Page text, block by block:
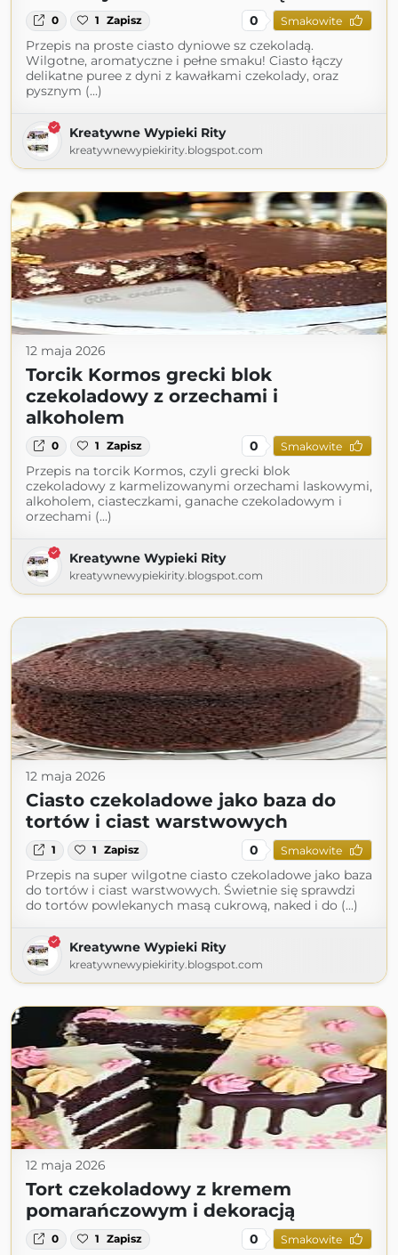
0 1 Zapisz 0 Smakowite
Przepis na proste ciasto dyniowe sz czekoladą.
Wilgotne, aromatyczne i pełne smaku! Ciasto łączy
delikatne puree z dyni z kawałkami czekolady, oraz
pysznym (...)
Kreatywne Wypieki Rity
kreatywnewypiekirity.blogspot.com
12 maja 2026
Torcik Kormos grecki blok
czekoladowy z orzechami i
alkoholem
0 1 Zapisz 0 Smakowite
Przepis na torcik Kormos, czyli grecki blok
czekoladowy z karmelizowanymi orzechami laskowymi,
alkoholem, ciasteczkami, ganache czekoladowym i
orzechami (...)
Kreatywne Wypieki Rity
kreatywnewypiekirity.blogspot.com
12 maja 2026
Ciasto czekoladowe jako baza do
tortów i ciast warstwowych
1 1 Zapisz 0 Smakowite
Przepis na super wilgotne ciasto czekoladowe jako baza
do tortów i ciast warstwowych. Świetnie się sprawdzi
do tortów powlekanych masą cukrową, naked i do (...)
Kreatywne Wypieki Rity
kreatywnewypiekirity.blogspot.com
12 maja 2026
Tort czekoladowy z kremem
pomarańczowym i dekoracją
0 1 Zapisz 0 Smakowite